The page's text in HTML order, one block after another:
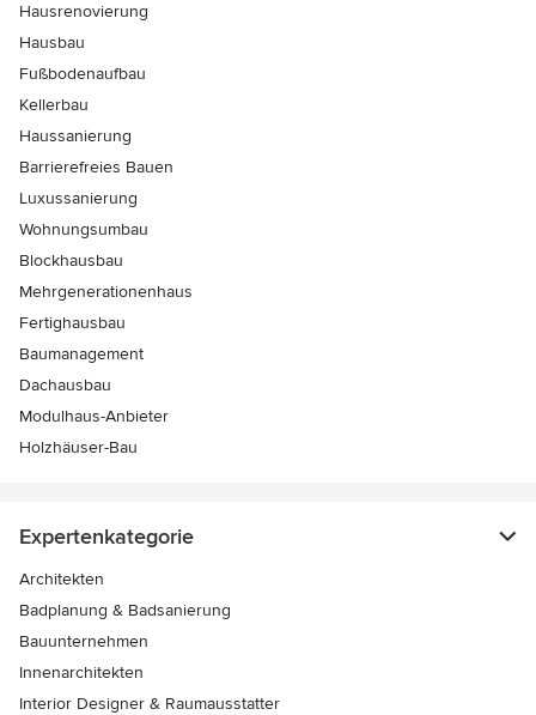
Hausrenovierung
Hausbau
Fußbodenaufbau
Kellerbau
Haussanierung
Barrierefreies Bauen
Luxussanierung
Wohnungsumbau
Blockhausbau
Mehrgenerationenhaus
Fertighausbau
Baumanagement
Dachausbau
Modulhaus-Anbieter
Holzhäuser-Bau
Expertenkategorie
Architekten
Badplanung & Badsanierung
Bauunternehmen
Innenarchitekten
Interior Designer & Raumausstatter